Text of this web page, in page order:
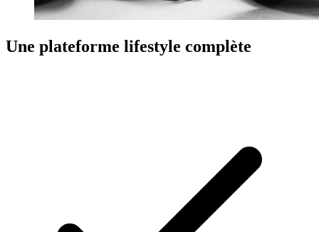
Une plateforme lifestyle complète